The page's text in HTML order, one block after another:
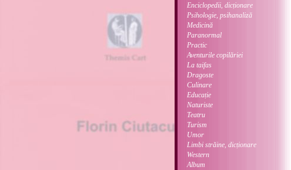
Enciclopedii, dicționare
Psihologie, psihanaliză
Medicină
Paranormal
Practic
Aventurile copilăriei
La taifas
Dragoste
Culinare
Educație
Naturiste
Teatru
Turism
Umor
Limbi străine, dicționare
Western
Album